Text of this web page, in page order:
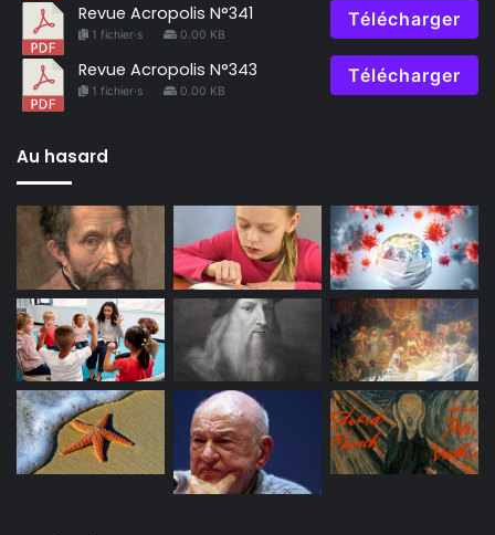
Revue Acropolis N°341
1 fichier·s 0.00 KB
Télécharger
Revue Acropolis N°343
1 fichier·s 0.00 KB
Télécharger
Au hasard